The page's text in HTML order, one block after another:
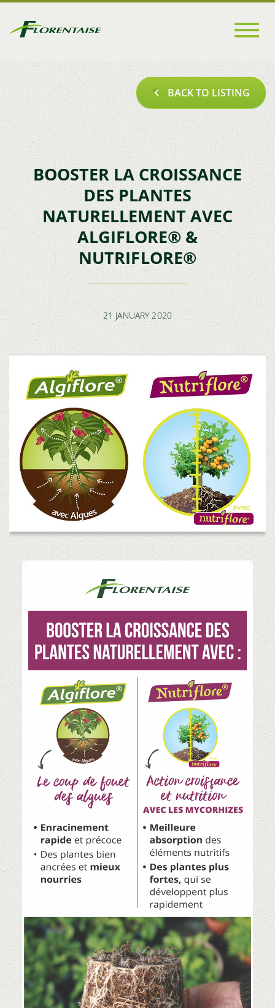
Go to
main
BACK TO LISTING
BOOSTER LA CROISSANCE
DES PLANTES
NATURELLEMENT AVEC
ALGIFLORE® &
NUTRIFLORE®
21 JANUARY 2020